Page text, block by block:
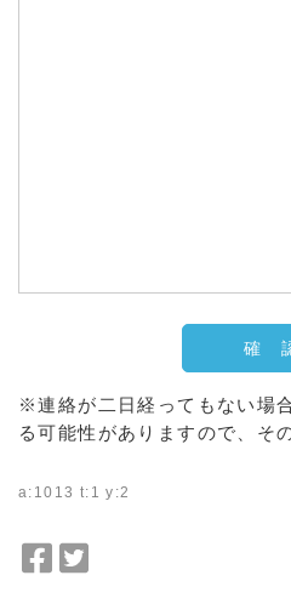
※連絡が二日経ってもない場
る可能性がありますので、そ
a:1013 t:1 y:2